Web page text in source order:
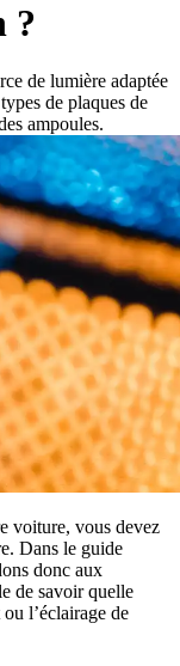
?
de lumière adaptée
de plaques de
ampoules.
voiture, vous devez
Dans le guide
donc aux
de savoir quelle
l’éclairage de